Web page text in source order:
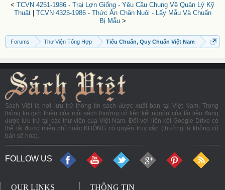
< TCVN 4251-1986 - Trại Lợn Giống - Yêu Cầu Chung Về Quản Lý Kỹ
Thuật| TCVN 4325-1986 - Thức Ăn Chăn Nuôi - Lấy Mẫu Và Chuẩn
Bị Mẫu>
Forums Thư Viện Tổng Hợp Tiêu Chuẩn, Quy Chuẩn Việt Nam
Sách Việt là nơi lưu trữ thông tin sách được xuất bản tại Việt Nam. Trong
thông tin giới thiệu của mỗi sách thường có liên kết nguồn của tài liệu đang
được lưu trữ tại các thư viện của Việt Nam. Đối với liên kết Google Drive có
thể tải được miễn phí hoặc KHÔNG có quyền truy cập (thường là không có
bản số hóa).
FOLLOW US
OUR LINKS THÔNG TIN